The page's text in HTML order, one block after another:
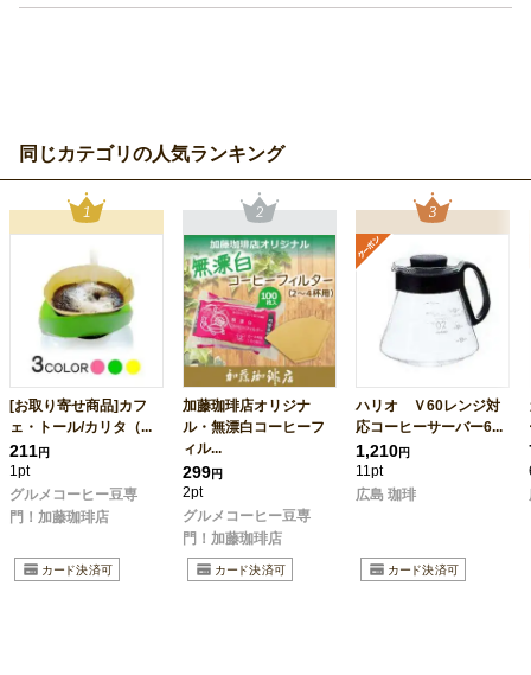
同じカテゴリの人気ランキング
[お取り寄せ商品]カフ
ェ・トール/カリタ（...
211円
1pt
グルメコーヒー豆専
門！加藤珈琲店
加藤珈琲店オリジナ
ル・無漂白コーヒーフ
ィル...
299円
2pt
グルメコーヒー豆専
門！加藤珈琲店
ハリオ Ｖ60レンジ対
応コーヒーサーバー6...
1,210円
11pt
広島 珈琲